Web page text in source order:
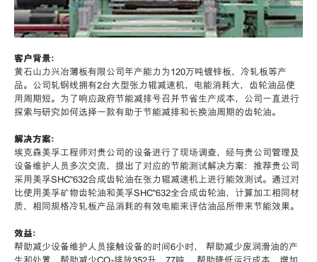
客户背景：
黄石山力兴冶薄板有限公司年产能力为120万吨镀锌板、冷轧板等产
品。公司轧钢线拥有2台大型张力辊减速机，电能消耗大，齿轮油品使
用周期短。为了响应政府节能减排号召并节省生产成本，公司一直进行
探索与研究如何选择一款有助于节能减排和长换油周期的齿轮油。
解决方案：
埃克森美孚工程师对贵公司的设备进行了现场调查，经与贵公司管理及
设备维护人员多次交流，提出了对应的节能测试解决方案：推荐贵公司
采用美孚SHC™632合成齿轮油在张力辊减速机上进行能效测试。通过对
比使用美孚矿物齿轮油和美孚SHC™632全合成齿轮油，计算加工相同材
质、相同规格冷轧板产品消耗的有效电能来评估油品所带来节能效果。
效益：
帮助减少设备维护人员接触设备的时间6小时， 帮助减少废润滑油的产
生和处置、帮助减少CO₂排放352升、77吨， 帮助降低运行成本、增加